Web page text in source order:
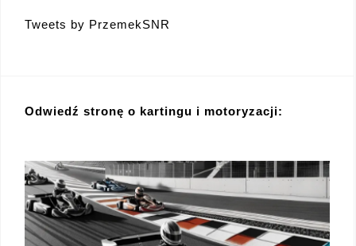
Tweets by PrzemekSNR
Odwiedź stronę o kartingu i motoryzacji: